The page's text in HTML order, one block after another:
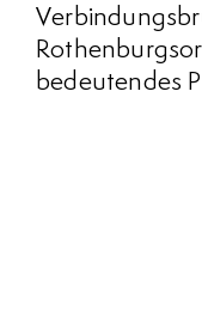
bedeutendes